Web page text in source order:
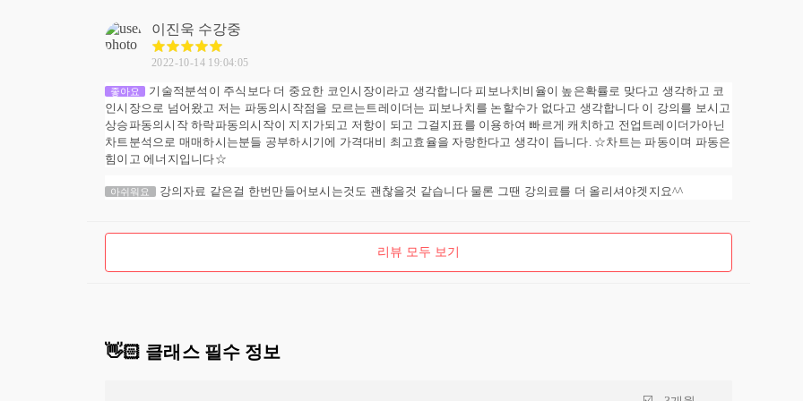
이진욱 수강중
2022-10-14 19:04:05
좋아요
기술적분석이 주식보다 더 중요한 코인시장이라고 생각합니다 피보나치비율이 높은확률로 맞다고 생각하고 코
인시장으로 넘어왔고 저는 파동의시작점을 모르는트레이더는 피보나치를 논할수가 없다고 생각합니다 이 강의를 보시고
상승파동의시작 하락파동의시작이 지지가되고 저항이 되고 그걸지표를 이용하여 빠르게 캐치하고 전업트레이더가아닌
차트분석으로 매매하시는분들 공부하시기에 가격대비 최고효율을 자랑한다고 생각이 듭니다. ☆차트는 파동이며 파동은
힘이고 에너지입니다☆
아쉬워요 강의자료 같은걸 한번만들어보시는것도 괜찮을것 같습니다 물론 그땐 강의료를 더 올리셔야겟지요^^
리뷰 모두 보기
👋🏻 클래스 필수 정보